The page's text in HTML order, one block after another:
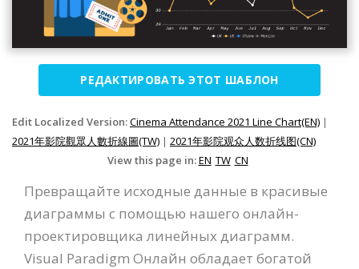
РЕДАКТИРОВАТЬ ЭТОТ ШАБЛОН
Edit Localized Version:Cinema Attendance 2021 Line Chart(EN) |
2021年影院觀眾人數折線圖(TW) | 2021年影院观众人数折线图(CN)
View this page in:EN TW CN
Превращайте исходные данные в красивые
диаграммы с помощью нашего онлайн-
проектировщика линейных диаграмм.
Visual Paradigm Онлайн обладает богатой